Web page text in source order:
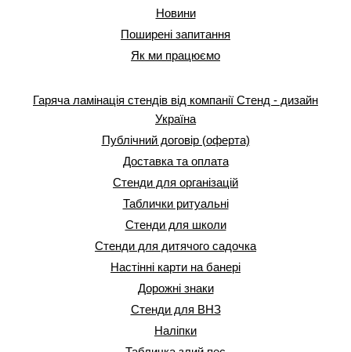
Новини
Поширені запитання
Як ми працюємо
Гаряча ламінація стендів від компанії Стенд - дизайн
Україна
Публічний договір (оферта)
Доставка та оплата
Стенди для організацій
Таблички ритуальні
Стенди для школи
Стенди для дитячого садочка
Настінні карти на банері
Дорожні знаки
Стенди для ВНЗ
Наліпки